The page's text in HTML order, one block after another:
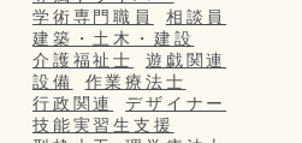
学術専門職員
相談員
建築・土木・建設
介護福祉士
遊戯関連
設備
作業療法士
行政関連
デザイナー
技能実習生支援